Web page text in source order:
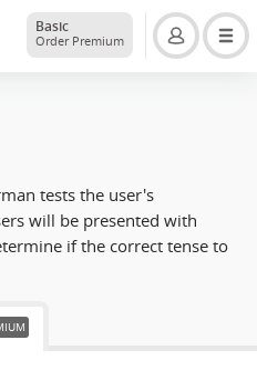
Basic
Order Premium
tests the user's
will be presented with
if the correct tense to